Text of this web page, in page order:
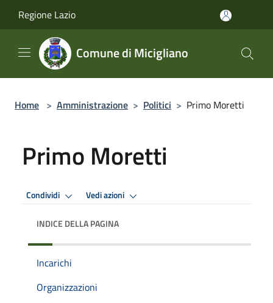
Regione Lazio
Comune di Micigliano
Home > Amministrazione > Politici > Primo Moretti
Primo Moretti
Condividi Vedi azioni
INDICE DELLA PAGINA
Incarichi
Organizzazioni